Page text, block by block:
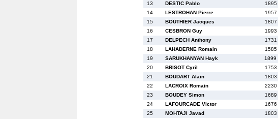
13
DESTIC Pablo 1895
14
LESTROHAN Pierre 1957
15
BOUTHIER Jacques 1807
16
CESBRON Guy 1993
17
DELPECH Anthony 1731
18
LAHADERNE Romain 1585
19
SARUKHANYAN Hayk 1899
20
BRISOT Cyril 1753
21
BOUDART Alain 1803
22
LACROIX Romain 2230
23
BOUDEY Simon 1689
24
LAFOURCADE Victor 1676
25
MOHTAJI Javad 1803